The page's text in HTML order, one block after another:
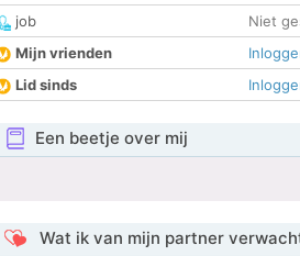
job
Niet
Mijn vrienden
Lid sinds
Een beetje over mij
Wat ik van mijn partner